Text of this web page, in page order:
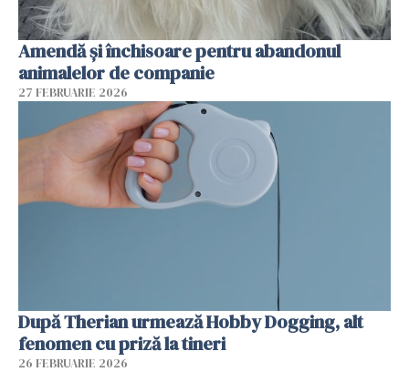
Amendă și închisoare pentru abandonul
animalelor de companie
27 FEBRUARIE 2026
După Therian urmează Hobby Dogging, alt
fenomen cu priză la tineri
26 FEBRUARIE 2026